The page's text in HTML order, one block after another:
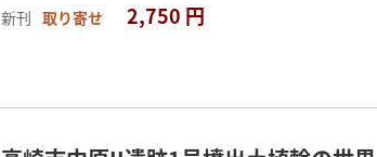
新刊 取り寄せ 2,750 円